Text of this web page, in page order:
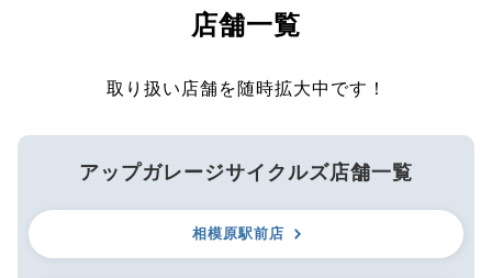
店舗一覧
取り扱い店舗を随時拡大中です！
アップガレージサイクルズ店舗一覧
相模原駅前店